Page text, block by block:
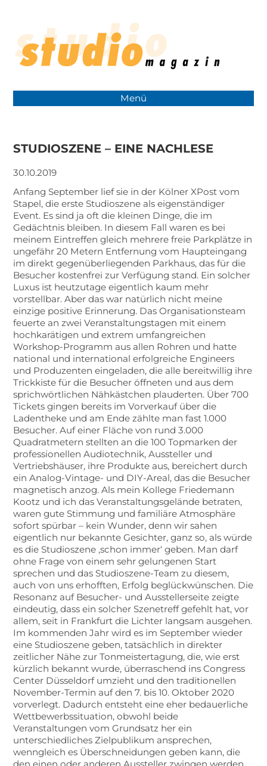
Menü
STUDIOSZENE – EINE NACHLESE
30.10.2019
Anfang September lief sie in der Kölner XPost vom
Stapel, die erste Studioszene als eigenständiger
Event. Es sind ja oft die kleinen Dinge, die im
Gedächtnis bleiben. In diesem Fall waren es bei
meinem Eintreffen gleich mehrere freie Parkplätze in
ungefähr 20 Metern Entfernung vom Haupteingang
im direkt gegenüberliegenden Parkhaus, das für die
Besucher kostenfrei zur Verfügung stand. Ein solcher
Luxus ist heutzutage eigentlich kaum mehr
vorstellbar. Aber das war natürlich nicht meine
einzige positive Erinnerung. Das Organisationsteam
feuerte an zwei Veranstaltungstagen mit einem
hochkarätigen und extrem umfangreichen
Workshop-Programm aus allen Rohren und hatte
national und international erfolgreiche Engineers
und Produzenten eingeladen, die alle bereitwillig ihre
Trickkiste für die Besucher öffneten und aus dem
sprichwörtlichen Nähkästchen plauderten. Über 700
Tickets gingen bereits im Vorverkauf über die
Ladentheke und am Ende zählte man fast 1.000
Besucher. Auf einer Fläche von rund 3.000
Quadratmetern stellten an die 100 Topmarken der
professionellen Audiotechnik, Aussteller und
Vertriebshäuser, ihre Produkte aus, bereichert durch
ein Analog-Vintage- und DIY-Areal, das die Besucher
magnetisch anzog. Als mein Kollege Friedemann
Kootz und ich das Veranstaltungsgelände betraten,
waren gute Stimmung und familiäre Atmosphäre
sofort spürbar – kein Wunder, denn wir sahen
eigentlich nur bekannte Gesichter, ganz so, als würde
es die Studioszene ‚schon immer‘ geben. Man darf
ohne Frage von einem sehr gelungenen Start
sprechen und das Studioszene-Team zu diesem,
auch von uns erhofften, Erfolg beglückwünschen. Die
Resonanz auf Besucher- und Ausstellerseite zeigte
eindeutig, dass ein solcher Szenetreff gefehlt hat, vor
allem, seit in Frankfurt die Lichter langsam ausgehen.
Im kommenden Jahr wird es im September wieder
eine Studioszene geben, tatsächlich in direkter
zeitlicher Nähe zur Tonmeistertagung, die, wie erst
kürzlich bekannt wurde, überraschend ins Congress
Center Düsseldorf umzieht und den traditionellen
November-Termin auf den 7. bis 10. Oktober 2020
vorverlegt. Dadurch entsteht eine eher bedauerliche
Wettbewerbssituation, obwohl beide
Veranstaltungen vom Grundsatz her ein
unterschiedliches Zielpublikum ansprechen,
wenngleich es Überschneidungen geben kann, die